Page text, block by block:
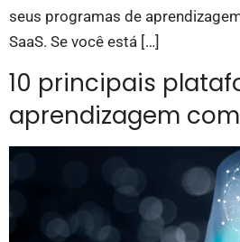
seus programas de
SaaS. Se você está […]
10 principais
aprendizagem